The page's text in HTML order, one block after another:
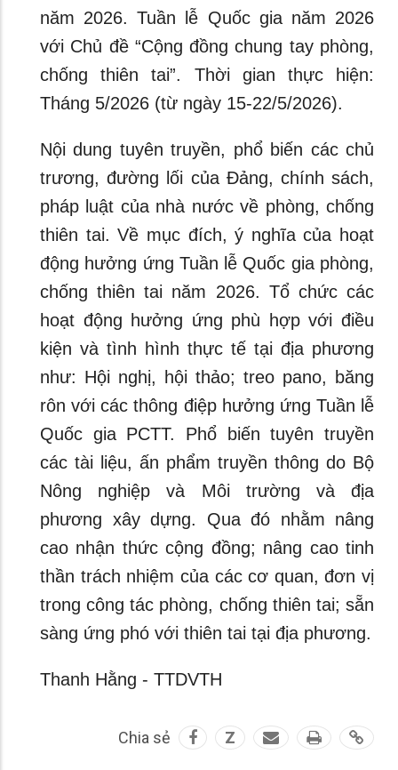
năm 2026. Tuần lễ Quốc gia năm 2026
với Chủ đề “Cộng đồng chung tay phòng,
chống thiên tai”. Thời gian thực hiện:
Tháng 5/2026 (từ ngày 15-22/5/2026).
Nội dung tuyên truyền, phổ biến các chủ
trương, đường lối của Đảng, chính sách,
pháp luật của nhà nước về phòng, chống
thiên tai. Về mục đích, ý nghĩa của hoạt
động hưởng ứng Tuần lễ Quốc gia phòng,
chống thiên tai năm 2026. Tổ chức các
hoạt động hưởng ứng phù hợp với điều
kiện và tình hình thực tế tại địa phương
như: Hội nghị, hội thảo; treo pano, băng
rôn với các thông điệp hưởng ứng Tuần lễ
Quốc gia PCTT. Phổ biến tuyên truyền
các tài liệu, ấn phẩm truyền thông do Bộ
Nông nghiệp và Môi trường và địa
phương xây dựng. Qua đó nhằm nâng
cao nhận thức cộng đồng; nâng cao tinh
thần trách nhiệm của các cơ quan, đơn vị
trong công tác phòng, chống thiên tai; sẵn
sàng ứng phó với thiên tai tại địa phương.
Thanh Hằng - TTDVTH
Chia sẻ Z